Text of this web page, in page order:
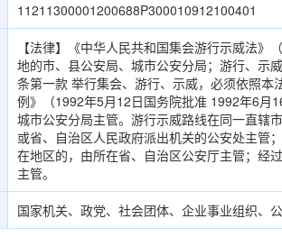
11211300001200688P300010912100401
【法律】《中华人民共和国集会游行示威法
地的市、县公安局、城市公安分局；游行、示
条第一款 举行集会、游行、示威，必须依照
例》（1992年5月12日国务院批准 1992年6月
城市公安分局主管。游行示威路线在同一直辖
或省、自治区人民政府派出机关的公安处主管
在地区的，由所在省、自治区公安厅主管；经
主管。
国家机关、政党、社会团体、企业事业组织、